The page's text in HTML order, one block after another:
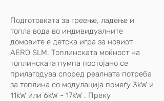
Подготовката за греење, ладење и
топла вода во индивидуалните
домовите е детска игра за новиот
AERO SLM. Топлинската моќност на
топлинската пумпа постојано се
прилагодува според реалната потреба
за топлина со модулација помеѓу 3kW и
11kW или 6kW - 17kW . Преку